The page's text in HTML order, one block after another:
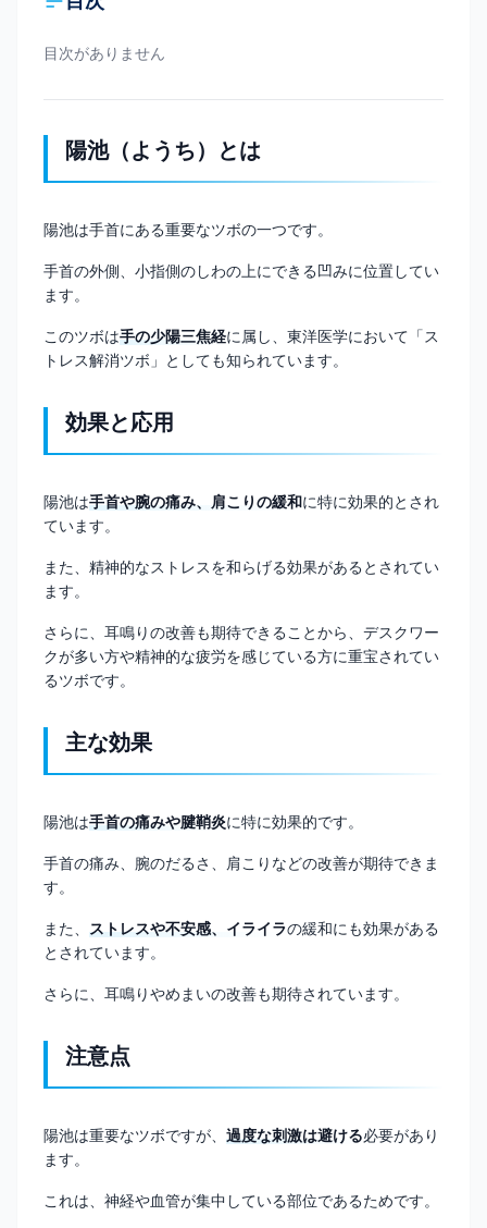
目次がありません
陽池（ようち）とは
陽池は手首にある重要なツボの一つです。
手首の外側、小指側のしわの上にできる凹みに位置してい
ます。
このツボは手の少陽三焦経に属し、東洋医学において「ス
トレス解消ツボ」としても知られています。
効果と応用
陽池は手首や腕の痛み、肩こりの緩和に特に効果的とされ
ています。
また、精神的なストレスを和らげる効果があるとされてい
ます。
さらに、耳鳴りの改善も期待できることから、デスクワー
クが多い方や精神的な疲労を感じている方に重宝されてい
るツボです。
主な効果
陽池は手首の痛みや腱鞘炎に特に効果的です。
手首の痛み、腕のだるさ、肩こりなどの改善が期待できま
す。
また、 ストレスや不安感、イライラの緩和にも効果がある
とされています。
さらに、耳鳴りやめまいの改善も期待されています。
注意点
陽池は重要なツボですが、 過度な刺激は避ける必要があり
ます。
これは、神経や血管が集中している部位であるためです。